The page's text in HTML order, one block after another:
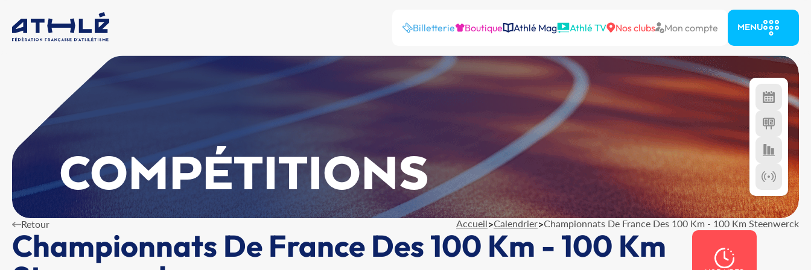
Billetterie Boutique Athlé Mag Athlé TV Nos clubs Mon compte MENU
COMPÉTITIONS
Retour Accueil>Calendrier>Championnats De France Des 100 Km - 100 Km Steenwerck
Championnats De France Des 100 Km - 100 Km